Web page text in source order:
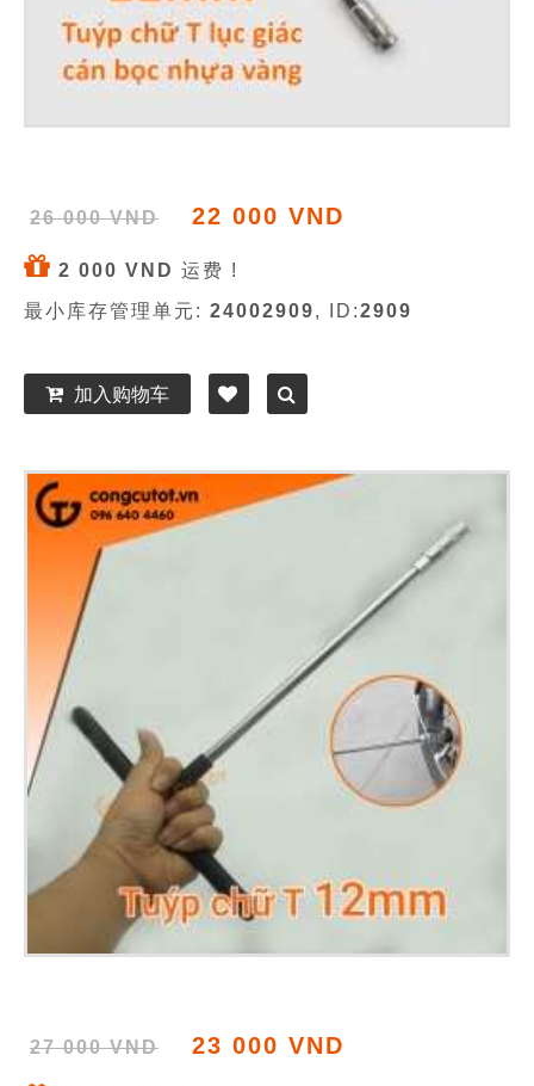
26 000 VND 22 000 VND
2 000 VND 运费 !
最小库存管理单元: 24002909, ID:2909
加入购物车
27 000 VND 23 000 VND